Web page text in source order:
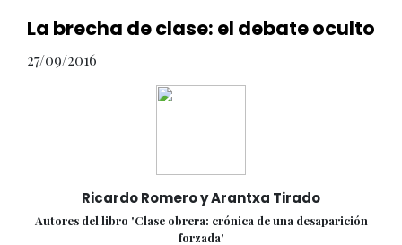
La brecha de clase: el debate oculto
27/09/2016
Ricardo Romero y Arantxa Tirado
Autores del libro 'Clase obrera: crónica de una desaparición
forzada'